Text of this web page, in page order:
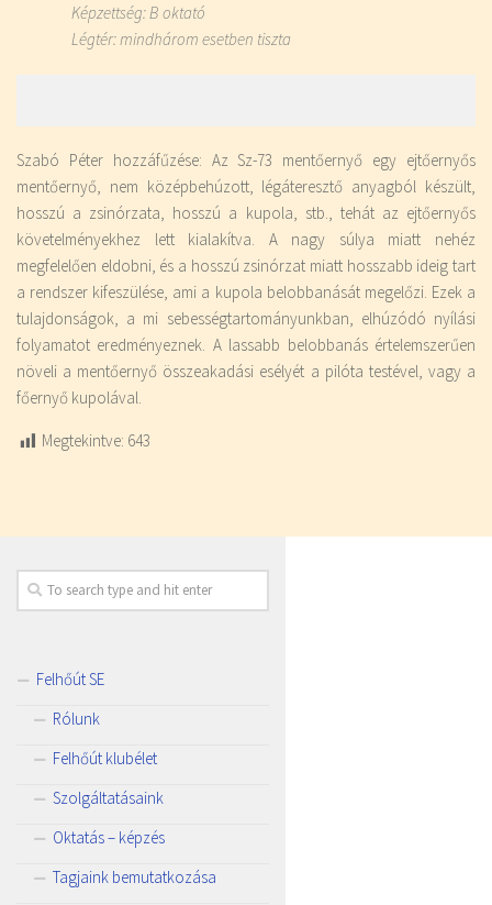
Képzettség: B oktató
Légtér: mindhárom esetben tiszta
Szabó Péter hozzáfűzése: Az Sz-73 mentőernyő egy ejtőernyős
mentőernyő, nem középbehúzott, légáteresztő anyagból készült,
hosszú a zsinórzata, hosszú a kupola, stb., tehát az ejtőernyős
követelményekhez lett kialakítva. A nagy súlya miatt nehéz
megfelelően eldobni, és a hosszú zsinórzat miatt hosszabb ideig tart
a rendszer kifeszülése, ami a kupola belobbanását megelőzi. Ezek a
tulajdonságok, a mi sebességtartományunkban, elhúzódó nyílási
folyamatot eredményeznek. A lassabb belobbanás értelemszerűen
növeli a mentőernyő összeakadási esélyét a pilóta testével, vagy a
főernyő kupolával.
Megtekintve: 643
Felhőút SE
Rólunk
Felhőút klubélet
Szolgáltatásaink
Oktatás – képzés
Tagjaink bemutatkozása